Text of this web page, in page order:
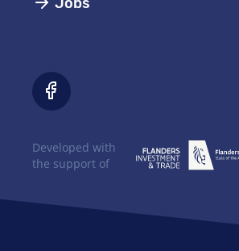
Developed with
the support of